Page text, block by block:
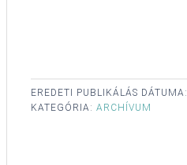
EREDETI PUBLIKÁLÁS DÁTUMA:
KATEGÓRIA: ARCHÍVUM